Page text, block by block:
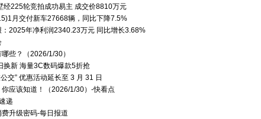
经225轮竞拍成功易主 成交价8810万元
月交付新车27668辆，同比下降7.5%
2025年净利润2340.23万元 同比增长3.68%
些？（2026/1/30）
换新 海量3C数码爆款5折抢
交” 优惠活动延长至 3 月 31 日
应该知道！（2026/1/30）-快看点
递
升级密码-每日报道